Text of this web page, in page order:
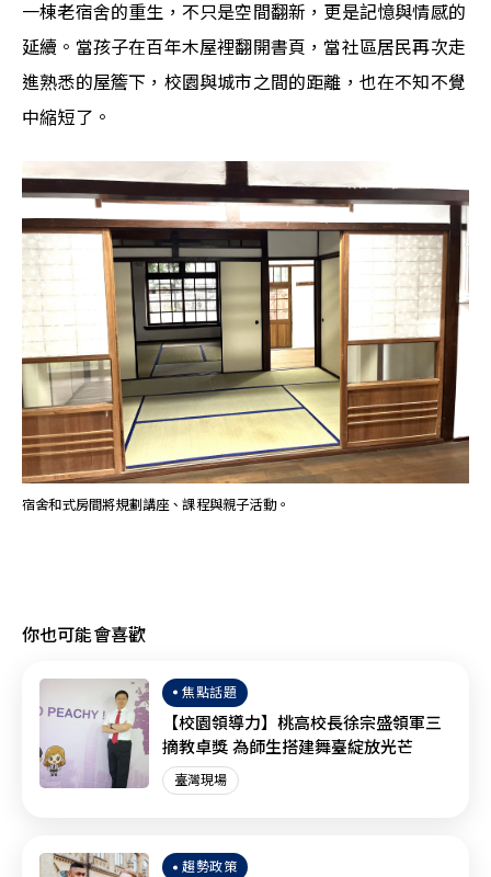
一棟老宿舍的重生，不只是空間翻新，更是記憶與情感的
延續。當孩子在百年木屋裡翻開書頁，當社區居民再次走
進熟悉的屋簷下，校園與城市之間的距離，也在不知不覺
中縮短了。
宿舍和式房間將規劃講座、課程與親子活動。
你也可能會喜歡
焦點話題
【校園領導力】桃高校長徐宗盛領軍三
摘教卓獎 為師生搭建舞臺綻放光芒
臺灣現場
趨勢政策